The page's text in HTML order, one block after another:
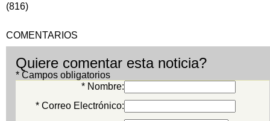
(816)
COMENTARIOS
Quiere comentar esta noticia?
* Campos obligatorios
* Nombre:
* Correo Electrónico: